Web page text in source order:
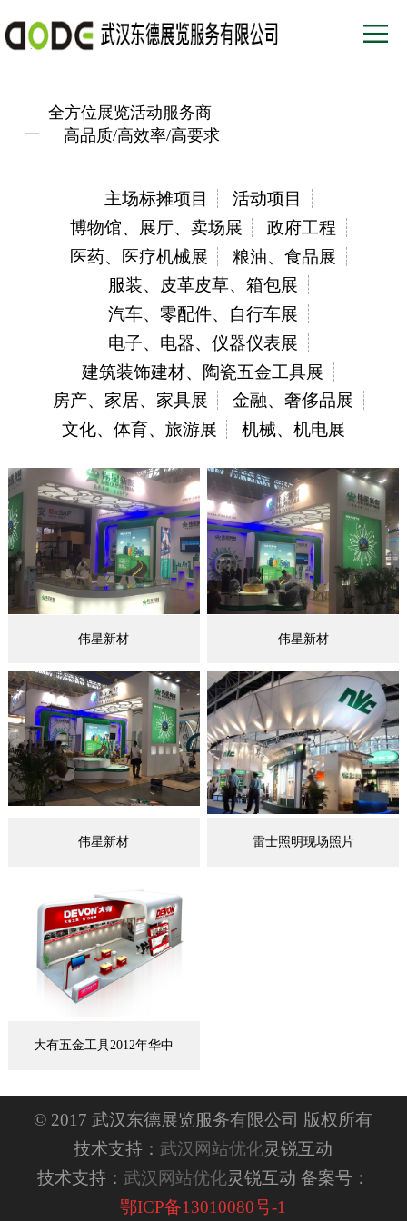
全方位展览活动服务商
高品质/高效率/高要求
主场标摊项目
活动项目
博物馆、展厅、卖场展
政府工程
医药、医疗机械展
粮油、食品展
服装、皮革皮草、箱包展
汽车、零配件、自行车展
电子、电器、仪器仪表展
建筑装饰建材、陶瓷五金工具展
房产、家居、家具展
金融、奢侈品展
文化、体育、旅游展
机械、机电展
伟星新材 伟星新材
伟星新材 雷士照明现场照片
大有五金工具2012年华中
© 2017 武汉东德展览服务有限公司 版权所有
技术支持： 武汉网站优化灵锐互动
技术支持： 武汉网站优化灵锐互动 备案号：
鄂ICP备13010080号-1